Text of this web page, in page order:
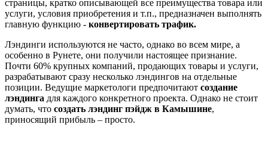
страницы, кратко описывающей все преимущества товара или
услуги, условия приобретения и т.п., предназначен выполнять
главную функцию - конвертировать трафик.
Лэндинги используются не часто, однако во всем мире, а
особенно в Рунете, они получили настоящее признание.
Почти 60% крупных компаний, продающих товары и услуги,
разрабатывают сразу несколько лэндингов на отдельные
позиции. Ведущие маркетологи предпочитают создание
лэндинга для каждого конкретного проекта. Однако не стоит
думать, что создать лэндинг пэйдж в Камышине,
приносящий прибыль – просто.